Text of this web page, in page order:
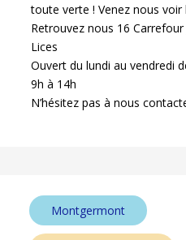
toute verte ! Venez nous
Retrouvez nous 16
Lices
Ouvert du lundi au vendredi
9h à 14h
N’hésitez pas à nous
Montgermont